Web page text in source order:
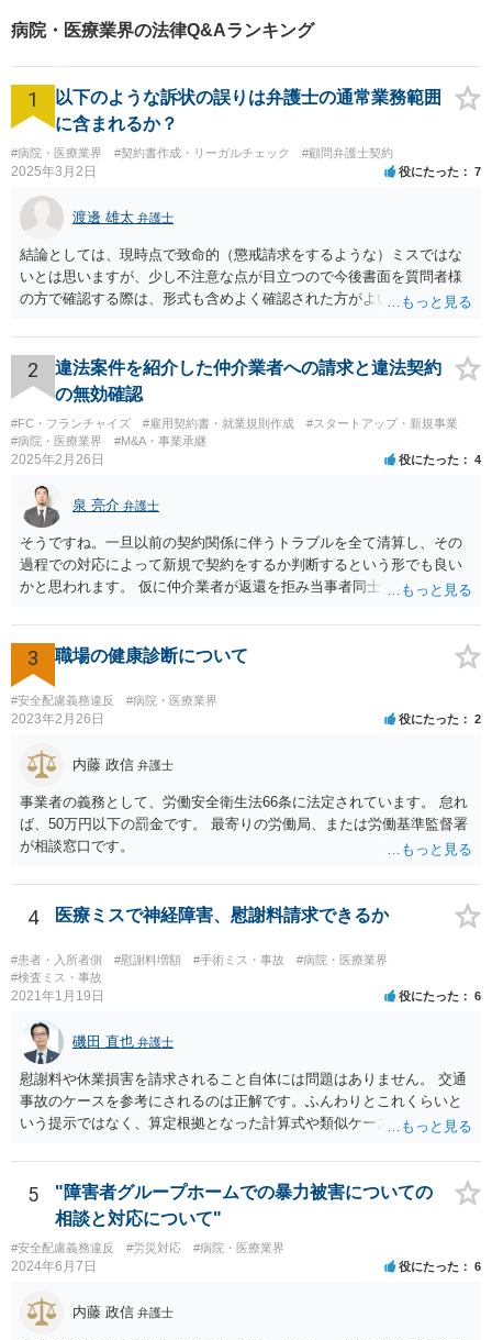
病院・医療業界の法律Q&Aランキング
1
以下のような訴状の誤りは弁護士の通常業務範囲
に含まれるか？
#病院・医療業界 #契約書作成・リーガルチェック #顧問弁護士契約
2025年3月2日 役にたった 7
渡邊 雄太 弁護士
結論としては、現時点で致命的（懲戒請求をするような）ミスではな
いとは思いますが、少し不注意な点が目立つので今後書面を質問者様
の方で確認する際は、形式も含めよく確認された方がよいと思われま
正 →のぞましくはないですが、時たまあるものと存じます。 通常は、
弁護士が起案 Ⅰ依頼者に内容の確認 Ⅱ弁護士が誤字脱字等を確認 Ⅲ
念のため事務員が確認 Ⅳ提出 の流れになりますので、どこかの段階で
気が付くことが多いです。仮処分等緊急性が高い案件では提出時に裁
判所窓口で修正して受理してもらうということはありますので、その
場合は責められない部分もあるかと思います。 ②証拠である薬品名を
うね。よくわからないならば弁護士としては依頼者にこちらの薬品で
よいですかと聞くべきではあると思います。他のミスに比してこれは
内容に関するミスなので、今後はよく確認いただいた方がよいと思い
ます。 ③証拠のナンバーが入らないまま甲号証のハンコが押されたま
まになっている →形式ミスですね。不注意ですが、訴訟の勝敗に直結
ショットの証拠が縦長や横長に印刷され、文字が間延びしている(読め
ないことはない) →こちらも③と同様であると思います。 以上のとお
り、①～④も訴訟の勝敗に直結するものではないと思われますので、
致命的なミスではないと思います。 もっとも、形式面も仕事の完成物
として当然確認すべきでありますので、今後は気を付けるように弁護
2
違法案件を紹介した仲介業者への請求と違法契約
の無効確認
#FC・フランチャイズ #雇用契約書・就業規則作成
#スタートアップ・新規事業
#病院・医療業界
#M&A・事業承継
2025年2月26日 役にたった 4
泉 亮介 弁護士
そうですね。一旦以前の契約関係に伴うトラブルを全て清算し、その
過程での対応によって新規で契約をするか判断するという形でも良い
かと思われます。 仮に仲介業者が返還を拒み当事者同士での解決が困
3 職場の健康診断について
#安全配慮義務違反 #病院・医療業界
2023年2月26日 役にたった 2
内藤 政信 弁護士
事業者の義務として、労働安全衛生法66条に法定されています。 怠れ
ば、50万円以下の罰金です。 最寄りの労働局、または労働基準監督署
が相談窓口です。
4 医療ミスで神経障害、慰謝料請求できるか
#患者・入所者側 #慰謝料増額 #手術ミス・事故
#病院・医療業界
#検査ミス・事故
2021年1月19日 役にたった 6
磯田 直也 弁護士
慰謝料や休業損害を請求されること自体には問題はありません。 交通
事故のケースを参考にされるのは正解です。ふんわりとこれくらいと
いう提示ではなく、算定根拠となった計算式や類似ケースでの裁判所
面、針刺し事故については医療者側の故意や過失がないと思われるケ
ースが多く、早期解決のためにある程度の減額等があることはやむを
得ないかとも思います。 病院側の提示があまりにも低額であった場合
などには、弁護士へのご依頼も検討されるべきかと思います。 弁護士
への依頼が必要になる際に備えて、また現時点でのアドバイス等をも
らうために、一度法律事務所にご相談されておいても良いかも知れま
せん。
5
"障害者グループホームでの暴力被害についての
相談と対応について"
#安全配慮義務違反 #労災対応 #病院・医療業界
2024年6月7日 役にたった 6
内藤 政信 弁護士